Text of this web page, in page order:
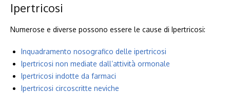
Ipertricosi
Numerose e diverse possono essere le cause di Ipertricosi:
Inquadramento nosografico delle ipertricosi
Ipertricosi non mediate dall’attività ormonale
Ipertricosi indotte da farmaci
Ipertricosi circoscritte neviche